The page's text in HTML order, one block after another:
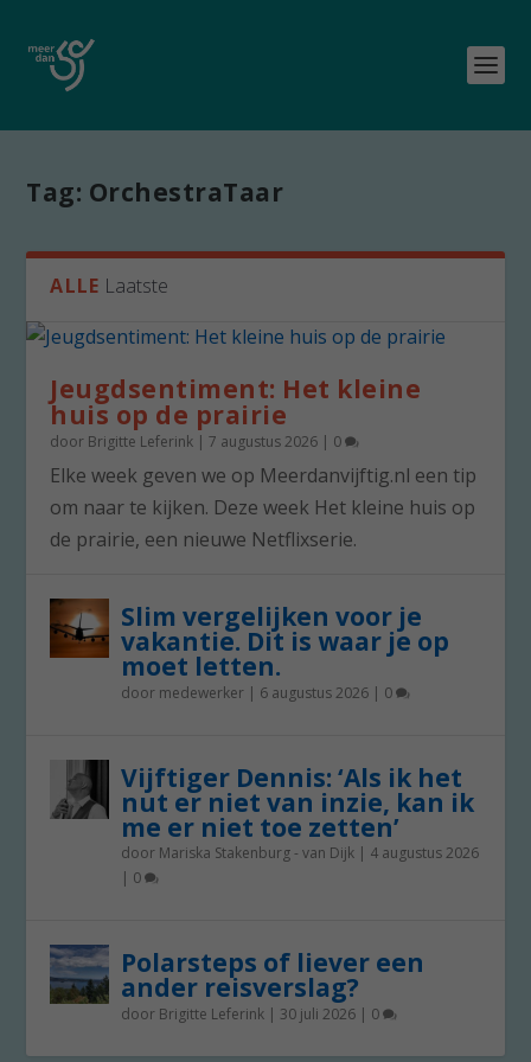
Tag: OrchestraTaar
ALLE Laatste
Jeugdsentiment: Het kleine
huis op de prairie
door Brigitte Leferink |7 augustus 2026 | 0
Elke week geven we op Meerdanvijftig.nl een tip
om naar te kijken. Deze week Het kleine huis op
de prairie, een nieuwe Netflixserie.
Slim vergelijken voor je
vakantie. Dit is waar je op
moet letten.
door medewerker | 6 augustus 2026 | 0
Vijftiger Dennis: ‘Als ik het
nut er niet van inzie, kan ik
me er niet toe zetten’
door Mariska Stakenburg - van Dijk | 4 augustus 2026
| 0
Polarsteps of liever een
ander reisverslag?
door Brigitte Leferink | 30 juli 2026 | 0